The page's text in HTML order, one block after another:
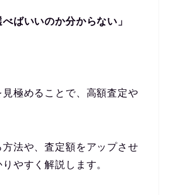
ばいいのか分からない」
極めることで、高額査定や
法や、査定額をアップさせ
やすく解説します。